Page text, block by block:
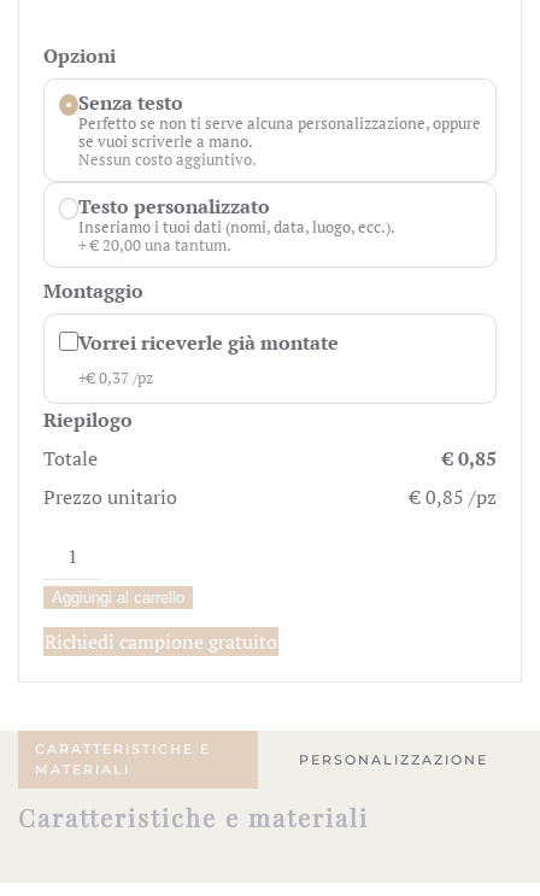
Opzioni
Senza testo
Perfetto se non ti serve alcuna personalizzazione, oppure
se vuoi scriverle a mano.
Nessun costo aggiuntivo.
Testo personalizzato
Inseriamo i tuoi dati (nomi, data, luogo, ecc.).
+ € 20,00 una tantum.
Montaggio
Vorrei riceverle già montate
+€0,37 /pz
Riepilogo
Totale
€ 0,85
Prezzo unitario
€ 0,85 /pz
Scatolina
"Classica
bianca"
quantità
Aggiungi al carrello
Richiedi campione gratuito
CARATTERISTICHE E
MATERIALI
PERSONALIZZAZIONE
Caratteristiche e materiali